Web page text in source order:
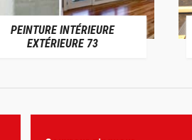
PEINTURE INTÉRIEURE
EXTÉRIEURE 73